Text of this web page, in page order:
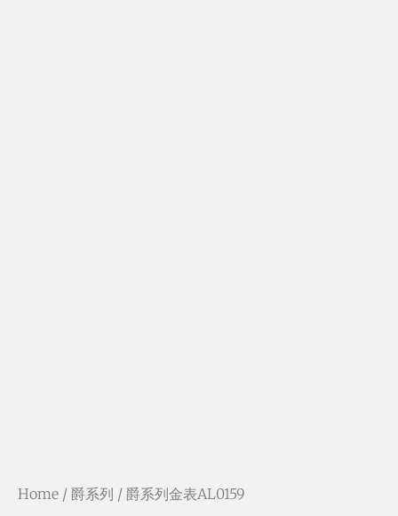
Home / 爵系列 / 爵系列金表AL0159